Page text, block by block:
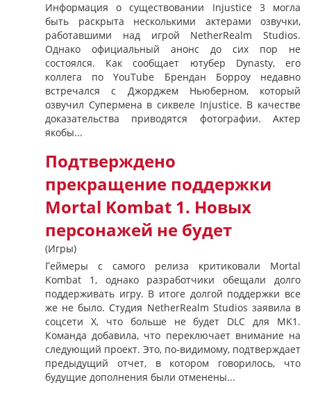
Информация о существовании Injustice 3 могла
быть раскрыта несколькими актерами озвучки,
работавшими над игрой NetherRealm Studios.
Однако официальный анонс до сих пор не
состоялся. Как сообщает ютубер Dynasty, его
коллега по YouTube Брендан Борроу недавно
встречался с Джорджем Ньюберном, который
озвучил Супермена в сиквеле Injustice. В качестве
доказательства приводятся фотографии. Актер
якобы...
Подтверждено
прекращение поддержки
Mortal Kombat 1. Новых
персонажей не будет
(Игры)
Геймеры с самого релиза критиковали Mortal
Kombat 1, однако разработчики обещали долго
поддерживать игру. В итоге долгой поддержки все
же не было. Студия NetherRealm Studios заявила в
соцсети X, что больше не будет DLC для MK1.
Команда добавила, что переключает внимание на
следующий проект. Это, по-видимому, подтверждает
предыдущий отчет, в котором говорилось, что
будущие дополнения были отменены...